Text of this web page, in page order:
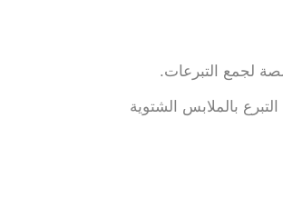
لجمع التبرعات.
بالملابس الشتوية